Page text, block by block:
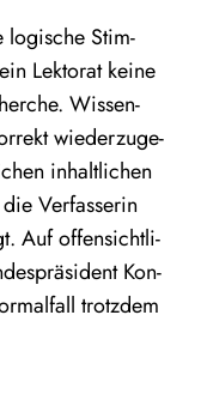
logi­sche Stim­
Lek­to­rat kei­ne
Wis­sen­
wie­der­zu­ge­
inhalt­li­chen
Ver­fas­se­rin
Auf offen­sicht­li­
Kon­
trotz­dem